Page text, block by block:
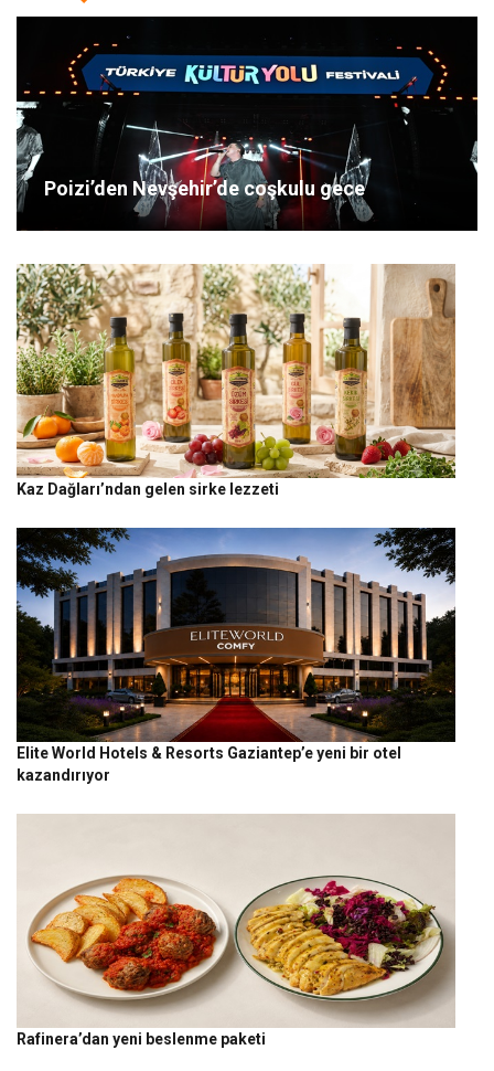
Poizi’den Nevşehir’de coşkulu gece
Kaz Dağları’ndan gelen sirke lezzeti
Elite World Hotels & Resorts Gaziantep’e yeni bir otel
kazandırıyor
Rafinera’dan yeni beslenme paketi